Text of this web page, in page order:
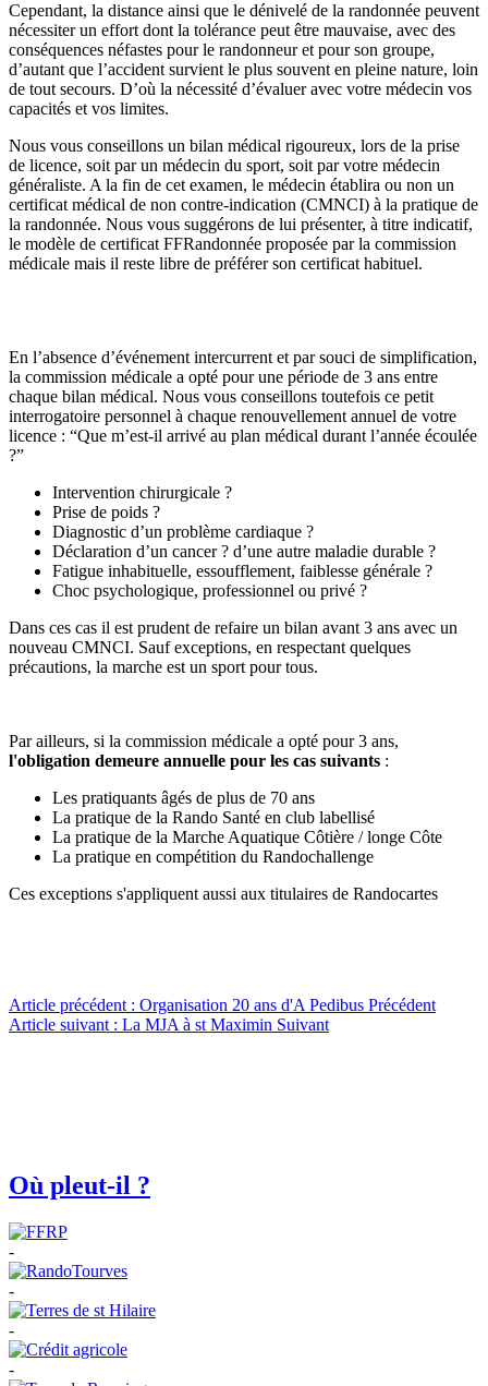
Cependant, la distance ainsi que le dénivelé de la randonnée peuvent
nécessiter un effort dont la tolérance peut être mauvaise, avec des
conséquences néfastes pour le randonneur et pour son groupe,
d’autant que l’accident survient le plus souvent en pleine nature, loin
de tout secours. D’où la nécessité d’évaluer avec votre médecin vos
capacités et vos limites.
Nous vous conseillons un bilan médical rigoureux, lors de la prise
de licence, soit par un médecin du sport, soit par votre médecin
généraliste. A la fin de cet examen, le médecin établira ou non un
certificat médical de non contre-indication (CMNCI) à la pratique de
la randonnée. Nous vous suggérons de lui présenter, à titre indicatif,
le modèle de certificat FFRandonnée proposée par la commission
médicale mais il reste libre de préférer son certificat habituel.
En l’absence d’événement intercurrent et par souci de simplification,
la commission médicale a opté pour une période de 3 ans entre
chaque bilan médical. Nous vous conseillons toutefois ce petit
interrogatoire personnel à chaque renouvellement annuel de votre
licence : “Que m’est-il arrivé au plan médical durant l’année écoulée
?”
Intervention chirurgicale ?
Prise de poids ?
Diagnostic d’un problème cardiaque ?
Déclaration d’un cancer ? d’une autre maladie durable ?
Fatigue inhabituelle, essoufflement, faiblesse générale ?
Choc psychologique, professionnel ou privé ?
Dans ces cas il est prudent de refaire un bilan avant 3 ans avec un
nouveau CMNCI. Sauf exceptions, en respectant quelques
précautions, la marche est un sport pour tous.
Par ailleurs, si la commission médicale a opté pour 3 ans,
l'obligation demeure annuelle pour les cas suivants :
Les pratiquants âgés de plus de 70 ans
La pratique de la Rando Santé en club labellisé
La pratique de la Marche Aquatique Côtière / longe Côte
La pratique en compétition du Randochallenge
Ces exceptions s'appliquent aussi aux titulaires de Randocartes
Article précédent : Organisation 20 ans d'A Pedibus Précédent
Article suivant : La MJA à st Maximin Suivant
Où pleut-il ?
-
-
-
-